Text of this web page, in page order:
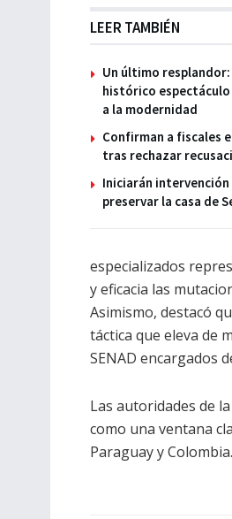
LEER TAMBIÉN
Un último resplandor:
histórico espectáculo
a la modernidad
Confirman a fiscales
tras rechazar
Iniciarán
preservar la casa de
especializados
y eficacia las
Asimismo, destacó
táctica que eleva de
SENAD encargados
Las autoridades de
como una ventana
Paraguay y Colombia.